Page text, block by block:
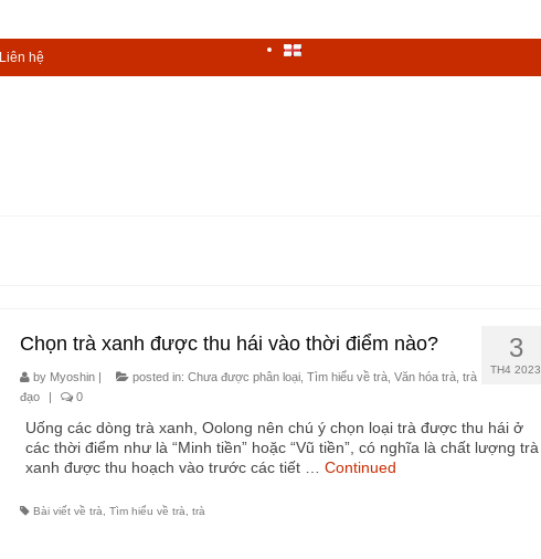
Liên hệ
3
TH4 2023
Chọn trà xanh được thu hái vào thời điểm nào?
by Myoshin| posted in: Chưa được phân loại, Tìm hiểu về trà, Văn hóa trà, trà
đạo
| 0
Uống các dòng trà xanh, Oolong nên chú ý chọn loại trà được thu hái ở
các thời điểm như là “Minh tiền” hoặc “Vũ tiền”, có nghĩa là chất lượng trà
xanh được thu hoạch vào trước các tiết … Continued
Bài viết về trà Tìm hiểu về trà trà